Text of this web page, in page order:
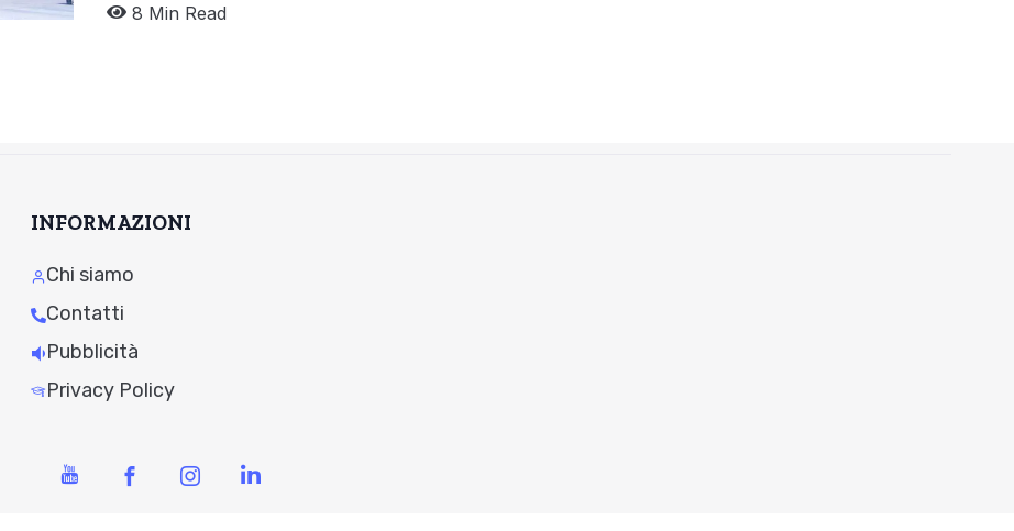
8 Min Read
INFORMAZIONI
Chi siamo
Contatti
Pubblicità
Privacy Policy